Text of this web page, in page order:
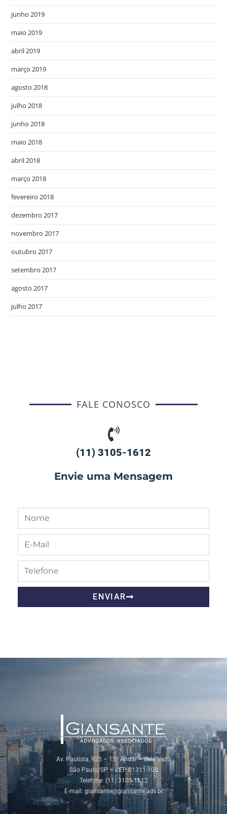
junho 2019
maio 2019
abril 2019
março 2019
agosto 2018
julho 2018
junho 2018
maio 2018
abril 2018
março 2018
fevereiro 2018
dezembro 2017
novembro 2017
outubro 2017
setembro 2017
agosto 2017
julho 2017
FALE CONOSCO
(11) 3105-1612
Envie uma Mensagem
ENVIAR
Av. Paulista, 925 – 13º Andar – Bela Vista
São Paulo/SP – CEP 01311-100
Telefone: (11) 3105-1612
E-mail: giansante@giansante.adv.br